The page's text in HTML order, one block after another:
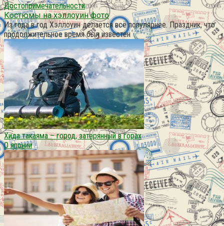
Достопримечательности
Костюмы на хэллоуин фото
Из года в год Хэллоуин делается всё популярнее. Праздник, что
продолжительное время был известен
Хида такаяма – город, затерянный в горах
О японии